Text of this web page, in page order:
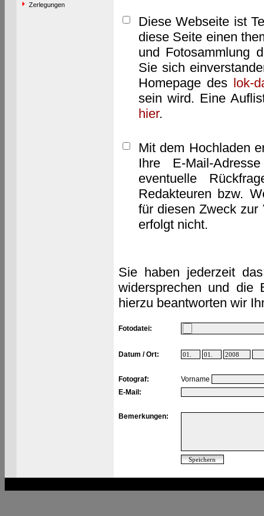
Zerlegungen
Diese Webseite ist
diese Seite einen
und Fotosammlung
Sie sich
Homepage des lok-
sein wird. Eine
hier.
Mit dem Hochladen
Ihre E-Mail-
eventuelle
Redakteuren bzw.
für diesen Zweck zur
erfolgt nicht.
Sie haben jederzeit
widersprechen und die
hierzu beantworten wir
Fotodatei:
Datum / Ort:
Fotograf:
Vorname
E-Mail:
Bemerkungen: